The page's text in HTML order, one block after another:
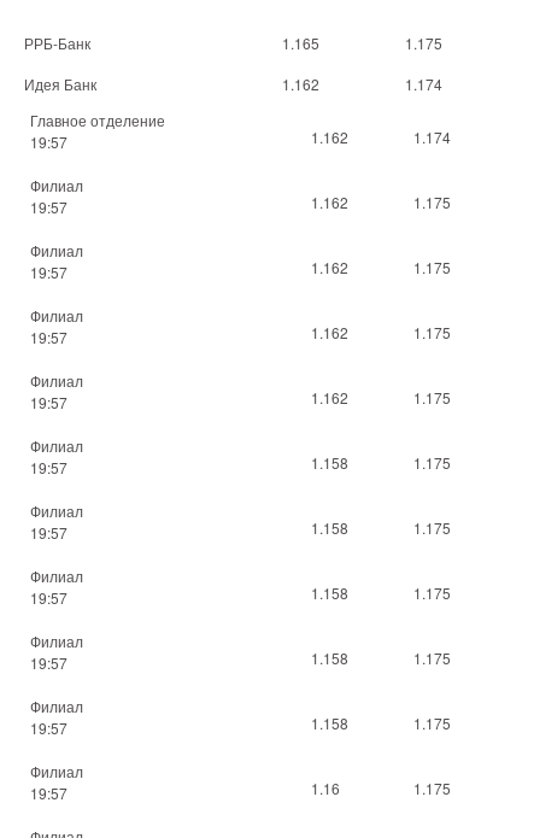
РРБ-Банк 1.165
1.175
Идея Банк
1.162
1.174
Главное отделение
19:57
1.162 1.174
Филиал
19:57
1.162 1.175
Филиал
19:57
1.162 1.175
Филиал
19:57
1.162 1.175
Филиал
19:57
1.162 1.175
Филиал
19:57
1.158 1.175
Филиал
19:57
1.158 1.175
Филиал
19:57
1.158 1.175
Филиал
19:57
1.158 1.175
Филиал
19:57
1.158 1.175
Филиал
19:57
1.16 1.175